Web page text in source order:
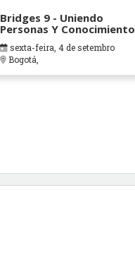
Bridges 9 - Uniendo
Personas Y Conocimiento
sexta-feira, 4 de setembro
Bogotá,